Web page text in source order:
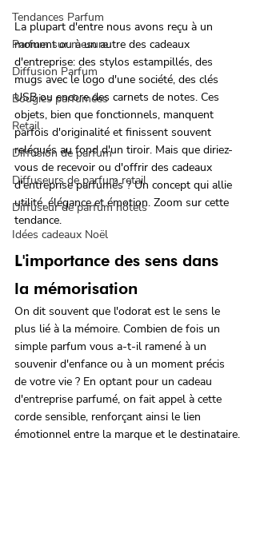
Tendances Parfum
Parfum sur mesure
Diffusion Parfum
Bougies parfumées
Retail
Diffusion de parfum
Diffuseurs de parfum retail
Diffuseur de parfum hôtels
Idées cadeaux Noël
La plupart d'entre nous avons reçu à un
moment ou à un autre des cadeaux
d'entreprise: des stylos estampillés, des
mugs avec le logo d'une société, des clés
USB ou encore des carnets de notes. Ces
objets, bien que fonctionnels, manquent
parfois d'originalité et finissent souvent
relégués au fond d'un tiroir. Mais que diriez-
vous de recevoir ou d'offrir des cadeaux
d'entreprise parfumés ? Un concept qui allie
utilité, élégance et émotion. Zoom sur cette
tendance.
L'importance des sens dans
la mémorisation
On dit souvent que l'odorat est le sens le
plus lié à la mémoire. Combien de fois un
simple parfum vous a-t-il ramené à un
souvenir d'enfance ou à un moment précis
de votre vie ? En optant pour un cadeau
d'entreprise parfumé, on fait appel à cette
corde sensible, renforçant ainsi le lien
émotionnel entre la marque et le destinataire.